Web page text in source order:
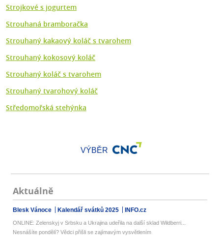
Strojkové s jogurtem
Strouhaná bramboračka
Strouhaný kakaový koláč s tvarohem
Strouhaný kokosový koláč
Strouhaný koláč s tvarohem
Strouhaný tvarohový koláč
Středomořská stehýnka
VÝBĚR
Aktuálně
Blesk Vánoce Kalendář svátků 2025 INFO.cz
ONLINE: Zelenskyj v Srbsku a Ukrajina udeřila na další sklad Wildberri...
Nesnášíte pondělí? Vědci přišli se zajímavým vysvětlením